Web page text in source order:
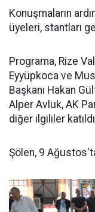
Konuşmaların
üyeleri, stantları
Programa, Rize
Eyyüpkoca ve
Başkanı Hakan
Alper Avluk, AK
diğer ilgililer
Şölen, 9